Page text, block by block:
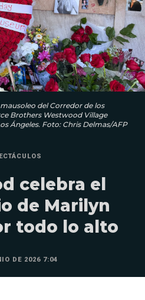
del Corredor de los
Brothers Westwood Village
Ángeles. Foto: Chris Delmas/AFP
celebra el
de Marilyn
todo lo alto
DE 2026 7:04